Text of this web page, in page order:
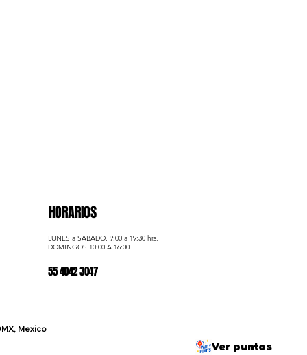
Golden Statement – Trío
Precio
$1,040.00
Ver puntos
HORARIOS
LUNES a SABADO, 9:00 a 19:30 hrs.
​DOMINGOS 10:00 A 16:00
55 4042 3047
Mexico